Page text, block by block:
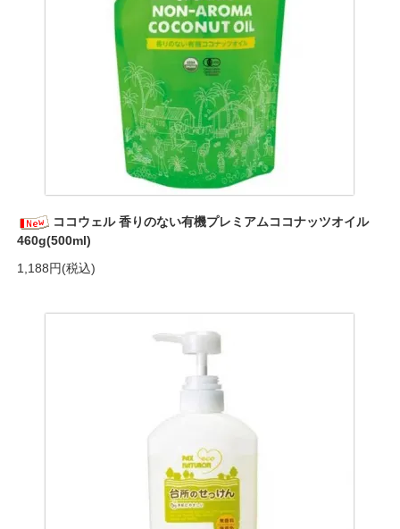
ココウェル 香りのない有機プレミアムココナッツオイル
460g(500ml)
1,188円(税込)